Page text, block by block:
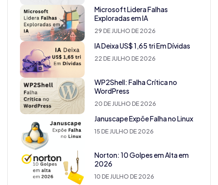
Microsoft Lidera Falhas
Exploradas em IA
29 DE JULHO DE 2026
IA Deixa US$ 1,65 tri Em Dívidas
22 DE JULHO DE 2026
WP2Shell: Falha Crítica no
WordPress
20 DE JULHO DE 2026
Januscape Expõe Falha no Linux
15 DE JULHO DE 2026
Norton: 10 Golpes em Alta em
2026
10 DE JULHO DE 2026